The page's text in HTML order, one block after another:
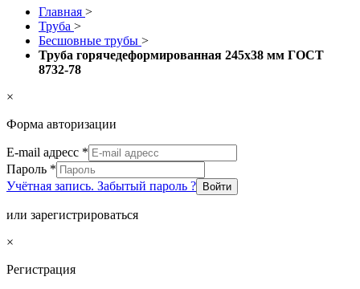
Главная >
Труба >
Бесшовные трубы >
Труба горячедеформированная 245х38 мм ГОСТ
8732-78
×
Форма авторизации
E-mail адресс *
Пароль *
Учётная запись. Забытый пароль ?
Войти
или зарегистрироваться
×
Регистрация